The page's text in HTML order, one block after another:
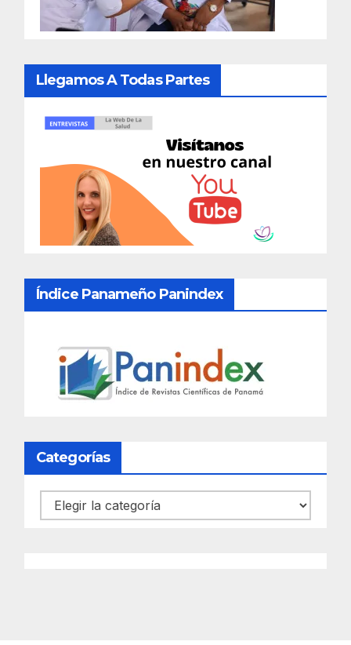
Llegamos A Todas Partes
Índice Panameño Panindex
Categorías
Categorías